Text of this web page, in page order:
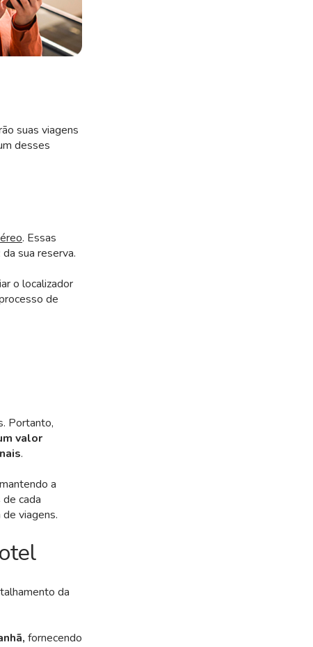
suas viagens
desses
. Essas
da sua reserva.
o localizador
de
Portanto,
valor
.
a
cada
viagens.
da
fornecendo